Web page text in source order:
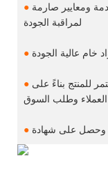
●تم تطويره باستخدام تكنولوجيا تصنيع متقدمة ومعايير صارمة
لمراقبة الجودة
● خام عالية الجودة
●مدعومة بـ 19 عامًا من التحسين المستمر للمنتج بناءً على
وطلب السوق
●